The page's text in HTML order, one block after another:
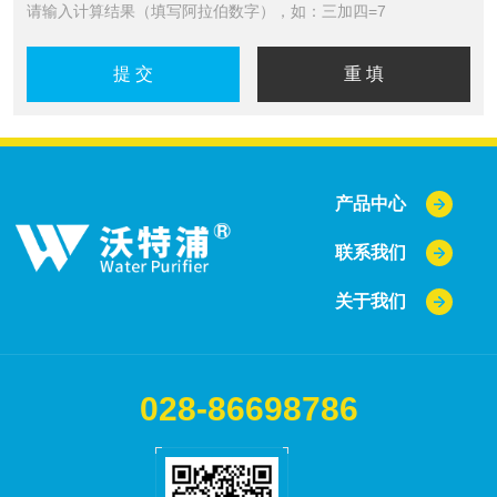
请输入计算结果（填写阿拉伯数字），如：三加四=7
产品中心
联系我们
关于我们
028-86698786